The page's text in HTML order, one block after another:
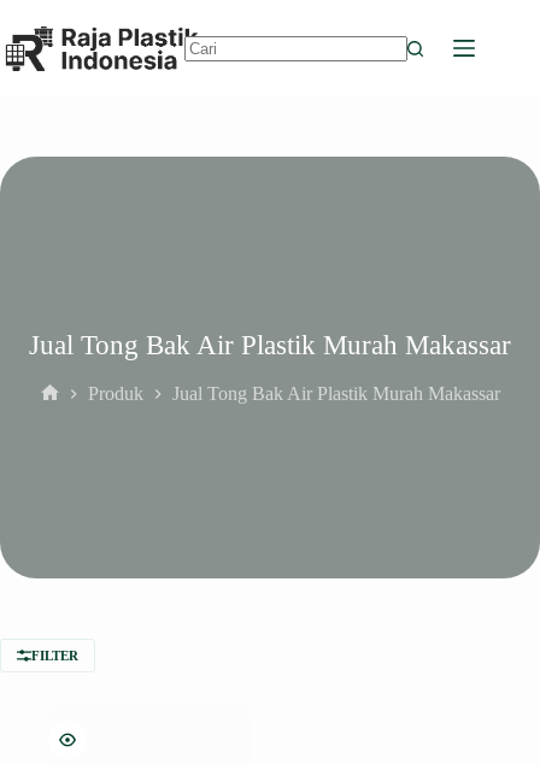
to
content
Jual Tong Bak Air Plastik Murah Makassar
Produk Jual Tong Bak Air Plastik Murah Makassar
FILTER